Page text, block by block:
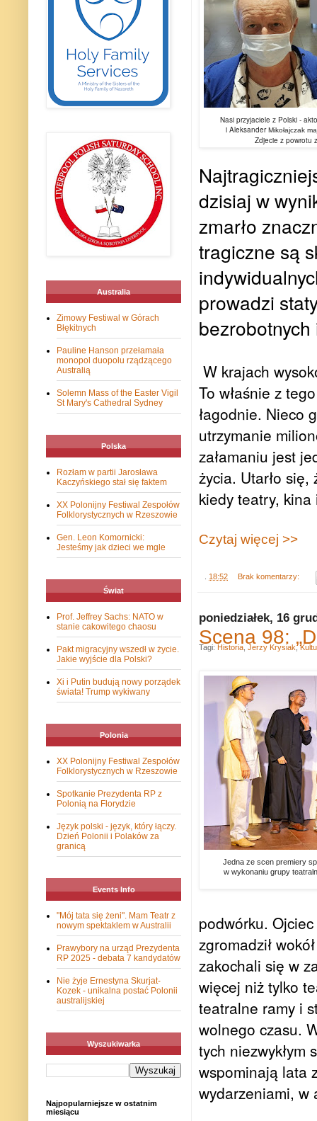
Nasi przyjaciele z Polski -
i AleksanderMikołajczak
Zdjecie z powrotu
dzisiaj w
zmarło
tragiczne są
prowadzi
W krajach
To właśnie z
łagodnie. Nieco
utrzymanie
załamaniu jest
życia. Utarło
kiedy teatry,
Czytaj więcej >>
18:52 Brak komentarzy:
poniedziałek, 16
Scena 98:
Jedna ze scen premiery
w wykonaniu grupy
podwórku.
zgromadził
zakochali się w
więcej niż tylko
teatralne ramy i
wolnego czasu.
tych niezwykłym
wspominają lata
wydarzeniami, w
Tagi: Historia Jerzy Krysiak,
Australia
Zimowy Festiwal w Górach
Błękitnych
Pauline Hanson przełamała
monopol duopolu rządzącego
Australią
Solemn Mass of the Easter Vigil
St Mary's Cathedral Sydney
Polska
Rozłam w partii Jarosława
Kaczyńskiego stał się faktem
XX Polonijny Festiwal Zespołów
Folklorystycznych w Rzeszowie
Gen. Leon Komornicki:
Jesteśmy jak dzieci we mgle
Świat
Prof. Jeffrey Sachs: NATO w
stanie cakowitego chaosu
Pakt migracyjny wszedł w życie.
Jakie wyjście dla Polski?
Xi i Putin budują nowy porządek
świata! Trump wykiwany
Polonia
XX Polonijny Festiwal Zespołów
Folklorystycznych w Rzeszowie
Spotkanie Prezydenta RP z
Polonią na Florydzie
Język polski - język, który łączy.
Dzień Polonii i Polaków za
granicą
Events Info
"Mój tata się żeni". Mam Teatr z
nowym spektaklem w Australii
Prawybory na urząd Prezydenta
RP 2025 - debata 7 kandydatów
Nie żyje Ernestyna Skurjat-
Kozek - unikalna postać Polonii
australijskiej
Wyszukiwarka
Najpopularniejsze w ostatnim
miesiącu